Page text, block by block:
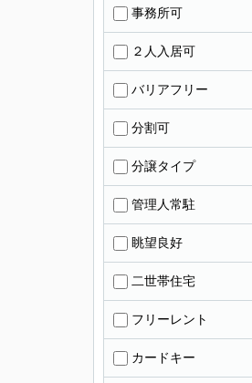
事務所可
２人入居可
バリアフリー
分割可
分譲タイプ
管理人常駐
眺望良好
二世帯住宅
フリーレント
カードキー